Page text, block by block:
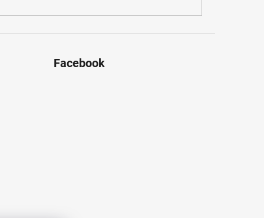
Facebook